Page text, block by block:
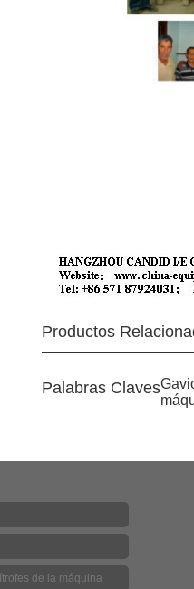
Productos
Palabras Claves